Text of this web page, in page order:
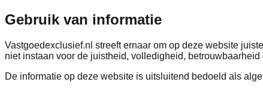
Gebruik van informatie
Vastgoedexclusief.nl streeft ernaar om op deze website
niet instaan voor de juistheid, volledigheid, betrouwbaarheid
De informatie op deze website is uitsluitend bedoeld als